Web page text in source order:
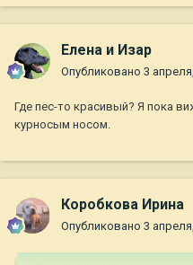
Елена и Изар
Опубликовано 3
Где пес-то красивый? Я пока
курносым носом.
Коробкова Ирина
Опубликовано 3